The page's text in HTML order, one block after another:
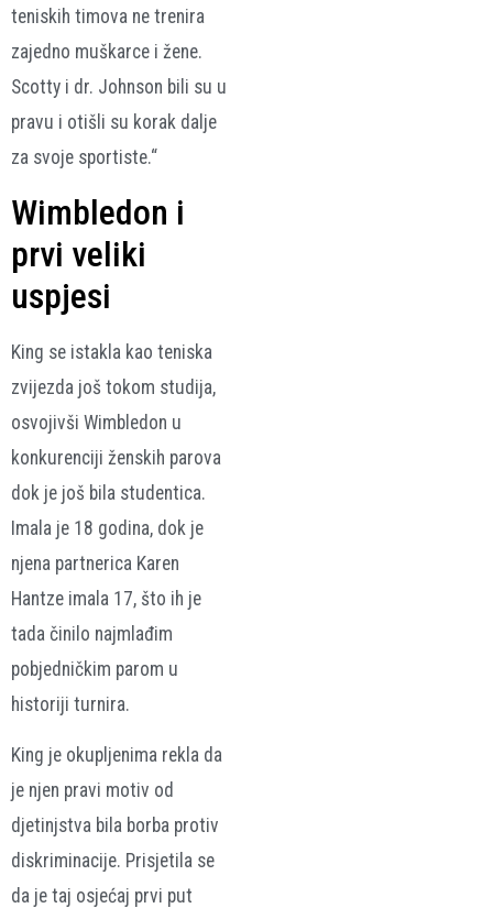
teniskih timova ne trenira
zajedno muškarce i žene.
Scotty i dr. Johnson bili su u
pravu i otišli su korak dalje
za svoje sportiste.“
Wimbledon i
prvi veliki
uspjesi
King se istakla kao teniska
zvijezda još tokom studija,
osvojivši Wimbledon u
konkurenciji ženskih parova
dok je još bila studentica.
Imala je 18 godina, dok je
njena partnerica Karen
Hantze imala 17, što ih je
tada činilo najmlađim
pobjedničkim parom u
historiji turnira.
King je okupljenima rekla da
je njen pravi motiv od
djetinjstva bila borba protiv
diskriminacije. Prisjetila se
da je taj osjećaj prvi put